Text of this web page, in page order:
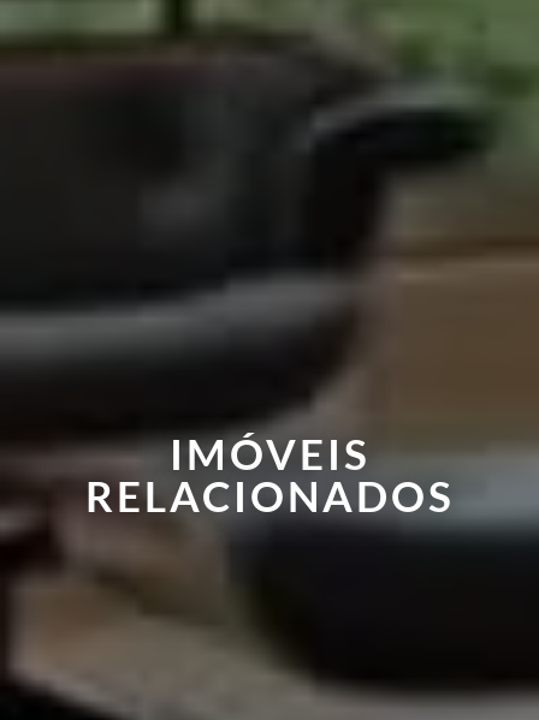
IMÓVEIS
RELACIONADOS